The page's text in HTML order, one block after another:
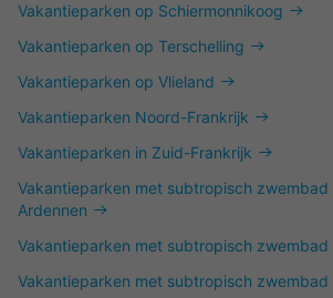
Vakantieparken op Schiermonnikoog
Vakantieparken op Terschelling
Vakantieparken op Vlieland
Vakantieparken Noord-Frankrijk
Vakantieparken in Zuid-Frankrijk
Vakantieparken met subtropisch zwembad
Ardennen
Vakantieparken met subtropisch zwembad
Vakantieparken met subtropisch zwembad